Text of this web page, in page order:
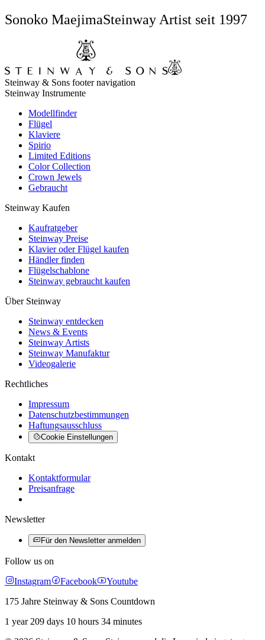
Sonoko MaejimaSteinway Artist seit 1997
Steinway & Sons footer navigation
Steinway Instrumente
Modellfinder
Flügel
Klaviere
Spirio
Limited Editions
Color Collection
Crown Jewels
Gebraucht
Steinway Kaufen
Kaufratgeber
Steinway Preise
Klavier oder Flügel kaufen
Händler finden
Flügelschablone
Steinway gebraucht kaufen
Über Steinway
Steinway entdecken
News & Events
Steinway Artists
Steinway Manufaktur
Videogalerie
Rechtliches
Impressum
Datenschutzbestimmungen
Haftungsausschluss
Cookie Einstellungen
Kontakt
Kontaktformular
Preisanfrage
Newsletter
Für den Newsletter anmelden
Follow us on
Instagram
Facebook
Youtube
175 Jahre Steinway & Sons Countdown
1 year 209 days 10 hours 34 minutes